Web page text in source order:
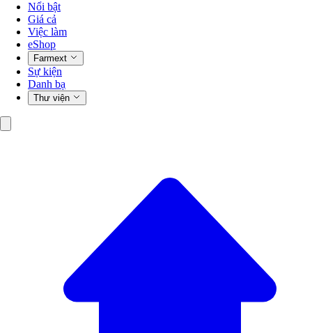
Nổi bật
Giá cả
Việc làm
eShop
Farmext
Sự kiện
Danh bạ
Thư viện